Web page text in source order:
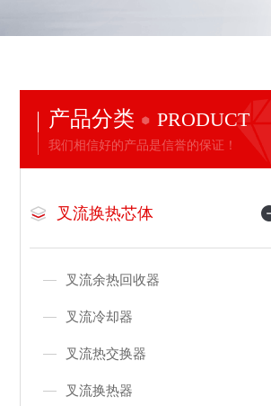
产品分类 PRODUCT
我们相信好的产品是信誉的保证！
叉流换热芯体
叉流余热回收器
叉流冷却器
叉流热交换器
叉流换热器